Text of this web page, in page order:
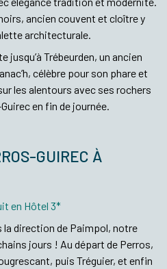
ancien couvent et cloître y
architecturale.
jusqu’à Trébeurden, un ancien
célèbre pour son phare et
les alentours avec ses rochers
en fin de journée.
GUIREC À
en Hôtel 3*
la direction de Paimpol, notre
jours ! Au départ de Perros,
puis Tréguier, et enfin